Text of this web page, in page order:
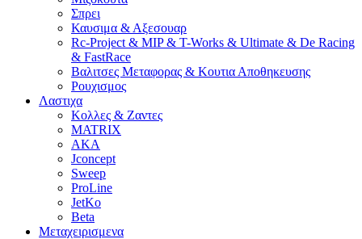
Σπρει
Καυσιμα & Αξεσουαρ
Rc-Project & MIP & T-Works & Ultimate & De Racing
& FastRace
Βαλιτσες Μεταφορας & Κουτια Αποθηκευσης
Ρουχισμος
Λαστιχα
Κολλες & Ζαντες
MATRIX
AKA
Jconcept
Sweep
ProLine
JetKo
Beta
Μεταχειρισμενα